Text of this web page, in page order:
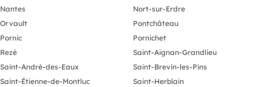
Nantes
Nort-sur-Erdre
Orvault
Pontchâteau
Pornic
Pornichet
Rezé
Saint-Aignan-Grandlieu
Saint-André-des-Eaux
Saint-Brevin-les-Pins
Saint-Étienne-de-Montluc
Saint-Herblain